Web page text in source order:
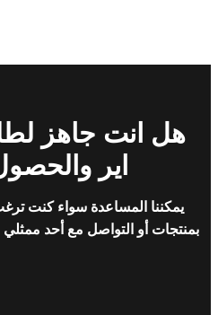
هل انت جاهز
اير
يمكننا المساعدة سواء كنت
بمنتجات أو التواصل مع أحد